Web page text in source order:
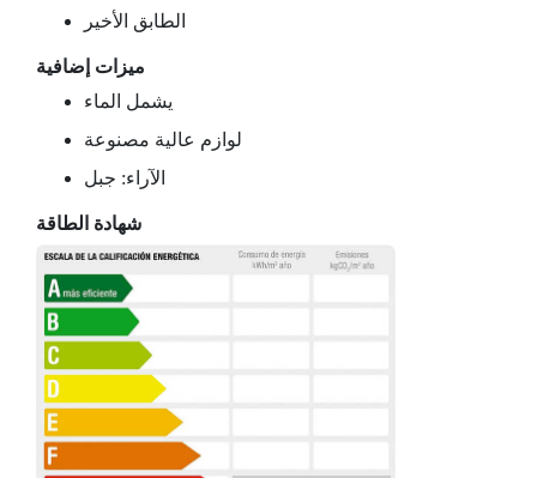
الطابق الأخير
ميزات إضافية
يشمل الماء
لوازم عالية مصنوعة
الآراء: جبل
شهادة الطاقة